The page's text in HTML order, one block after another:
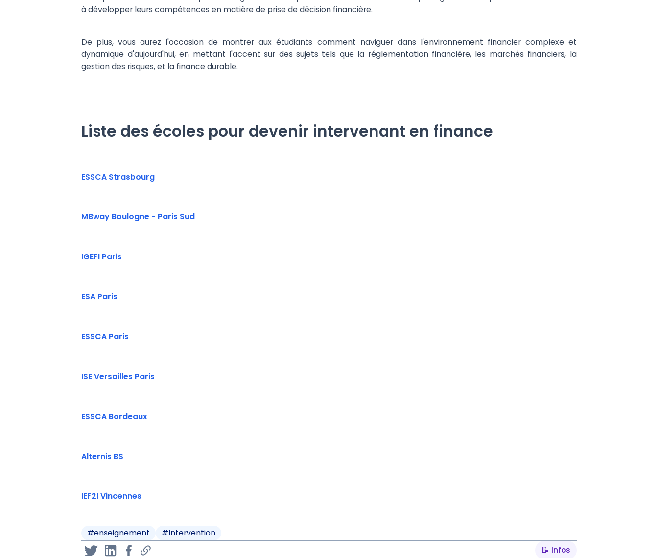
à développer leurs compétences en matière de prise de décision financière.
De plus, vous aurez l'occasion de montrer aux étudiants comment naviguer dans l'environnement financier complexe et
dynamique d'aujourd'hui, en mettant l'accent sur des sujets tels que la réglementation financière, les marchés financiers, la
gestion des risques, et la finance durable.
Liste des écoles pour devenir intervenant en finance
ESSCA Strasbourg
MBway Boulogne - Paris Sud
IGEFI Paris
ESA Paris
ESSCA Paris
ISE Versailles Paris
ESSCA Bordeaux
Alternis BS
IEF2I Vincennes
#enseignement #Intervention
📝 Infos